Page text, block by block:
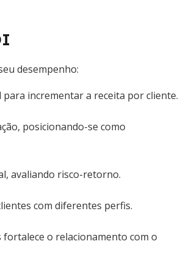
desempenho:
incrementar a receita por cliente.
posicionando-se como
avaliando risco-retorno.
com diferentes perfis.
o relacionamento com o